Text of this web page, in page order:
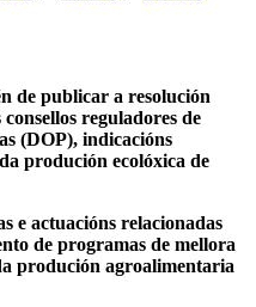
de publicar a resolución
consellos reguladores de
(DOP), indicacións
produción ecolóxica de
e actuacións relacionadas
de programas de mellora
produción agroalimentaria